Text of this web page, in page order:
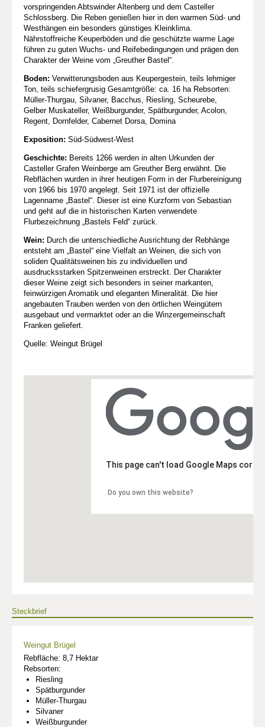
vorspringenden Abtswinder Altenberg und dem Casteller
Schlossberg. Die Reben genießen hier in den warmen Süd- und
Westhängen ein besonders günstiges Kleinklima.
Nährstoffreiche Keuperböden und die geschützte warme Lage
führen zu guten Wuchs- und Reifebedingungen und prägen den
Charakter der Weine vom „Greuther Bastel“.
Boden: Verwitterungsboden aus Keupergestein, teils lehmiger
Ton, teils schiefergrusig Gesamtgröße: ca. 16 ha Rebsorten:
Müller-Thurgau, Silvaner, Bacchus, Riesling, Scheurebe,
Gelber Muskateller, Weißburgunder, Spätburgunder, Acolon,
Regent, Dornfelder, Cabernet Dorsa, Domina
Exposition: Süd-Südwest-West
Geschichte: Bereits 1266 werden in alten Urkunden der
Casteller Grafen Weinberge am Greuther Berg erwähnt. Die
Rebflächen wurden in ihrer heutigen Form in der Flurbereinigung
von 1966 bis 1970 angelegt. Seit 1971 ist der offizielle
Lagenname „Bastel“. Dieser ist eine Kurzform von Sebastian
und geht auf die in historischen Karten verwendete
Flurbezeichnung „Bastels Feld“ zurück.
Wein: Durch die unterschiedliche Ausrichtung der Rebhänge
entsteht am „Bastel“ eine Vielfalt an Weinen, die sich von
soliden Qualitätsweinen bis zu individuellen und
ausdrucksstarken Spitzenweinen erstreckt. Der Charakter
dieser Weine zeigt sich besonders in seiner markanten,
feinwürzigen Aromatik und eleganten Mineralität. Die hier
angebauten Trauben werden von den örtlichen Weingütern
ausgebaut und vermarktet oder an die Winzergemeinschaft
Franken geliefert.
Quelle: Weingut Brügel
This page can't load Google Maps
Do you own this website?
Steckbrief
Weingut Brügel
Rebfläche: 8,7 Hektar
Rebsorten:
Riesling
Spätburgunder
Müller-Thurgau
Silvaner
Weißburgunder